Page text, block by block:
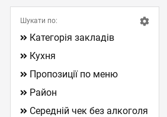
Шукати по:
Категорія закладів
Кухня
Пропозиції по меню
Район
Середній чек без алкоголя